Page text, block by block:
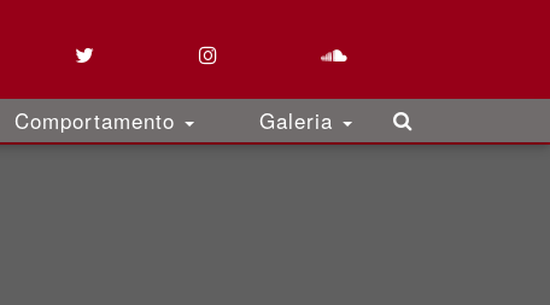
Comportamento Galeria